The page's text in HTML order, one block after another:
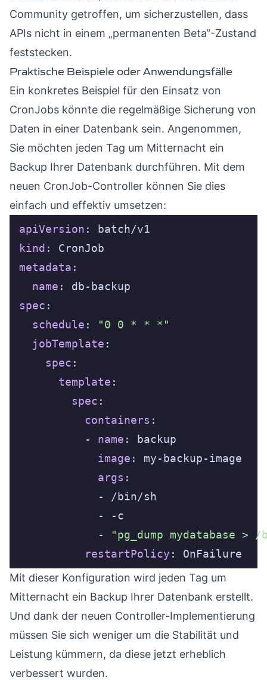
Community getroffen, um sicherzustellen, dass
APIs nicht in einem „permanenten Beta“-Zustand
feststecken.
Praktische Beispiele oder Anwendungsfälle
Ein konkretes Beispiel für den Einsatz von
CronJobs könnte die regelmäßige Sicherung von
Daten in einer Datenbank sein. Angenommen,
Sie möchten jeden Tag um Mitternacht ein
Backup Ihrer Datenbank durchführen. Mit dem
neuen CronJob-Controller können Sie dies
einfach und effektiv umsetzen:
apiVersion
kind
metadata
name
spec
schedule :
"0 0 * * *"
jobTemplate
spec
template
spec
containers
          -
name
image
args
            -
"pg_dump mydatabase >
restartPolicy : OnFailure
Mit dieser Konfiguration wird jeden Tag um
Mitternacht ein Backup Ihrer Datenbank erstellt.
Und dank der neuen Controller-Implementierung
müssen Sie sich weniger um die Stabilität und
Leistung kümmern, da diese jetzt erheblich
verbessert wurden.